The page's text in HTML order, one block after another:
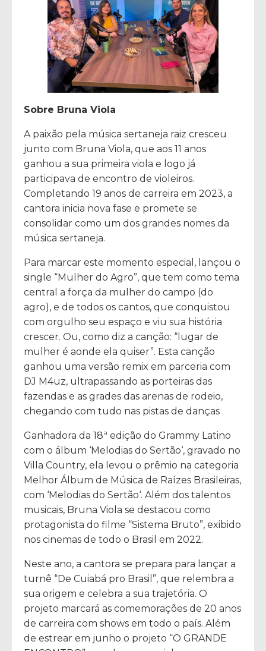
Sobre Bruna Viola
A paixão pela música sertaneja raiz cresceu
junto com Bruna Viola, que aos 11 anos
ganhou a sua primeira viola e logo já
participava de encontro de violeiros.
Completando 19 anos de carreira em 2023, a
cantora inicia nova fase e promete se
consolidar como um dos grandes nomes da
música sertaneja.
Para marcar este momento especial, lançou o
single “Mulher do Agro”, que tem como tema
central a força da mulher do campo (do
agro), e de todos os cantos, que conquistou
com orgulho seu espaço e viu sua história
crescer. Ou, como diz a canção: “lugar de
mulher é aonde ela quiser”. Esta canção
ganhou uma versão remix em parceria com
DJ M4uz, ultrapassando as porteiras das
fazendas e as grades das arenas de rodeio,
chegando com tudo nas pistas de danças
Ganhadora da 18ª edição do Grammy Latino
com o álbum ‘Melodias do Sertão‘, gravado no
Villa Country, ela levou o prêmio na categoria
Melhor Álbum de Música de Raízes Brasileiras,
com ‘Melodias do Sertão‘. Além dos talentos
musicais, Bruna Viola se destacou como
protagonista do filme “Sistema Bruto”, exibido
nos cinemas de todo o Brasil em 2022.
Neste ano, a cantora se prepara para lançar a
turnê “De Cuiabá pro Brasil”, que relembra a
sua origem e celebra a sua trajetória. O
projeto marcará as comemorações de 20 anos
de carreira com shows em todo o país. Além
de estrear em junho o projeto “O GRANDE